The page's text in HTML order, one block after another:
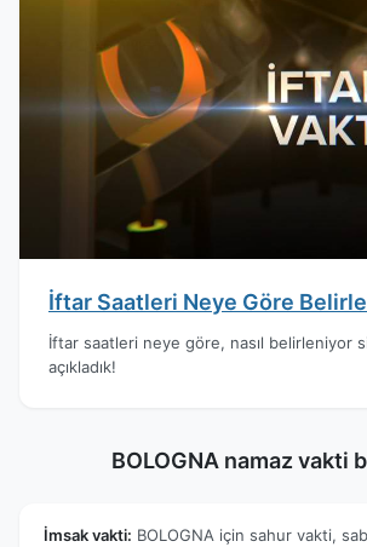
İftar Saatleri Neye Göre
İftar saatleri neye göre, nasıl belirleniyor
açıkladık!
BOLOGNA namaz vakti
İmsak vakti: BOLOGNA için sahur vakti,